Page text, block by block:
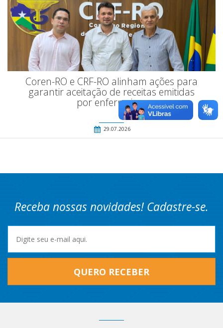
Coren-RO e CRF-RO alinham ações para
garantir aceitação de receitas emitidas
por enfermeiros
29.07.2026
Receba nossas novidades! Cadastre-se.
QUERO RECEBER